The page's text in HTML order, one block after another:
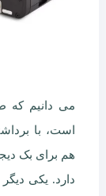
است، با
هم برای بک
دارد. یکی